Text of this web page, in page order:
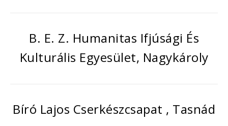
B. E. Z. Humanitas Ifjúsági És
Kulturális Egyesület, Nagykároly
Bíró Lajos Cserkészcsapat , Tasnád